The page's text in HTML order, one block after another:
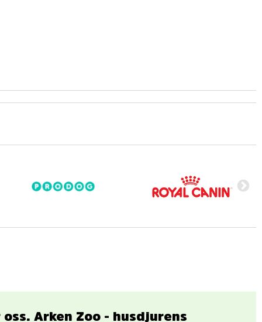
Arken Zoo - husdjurens